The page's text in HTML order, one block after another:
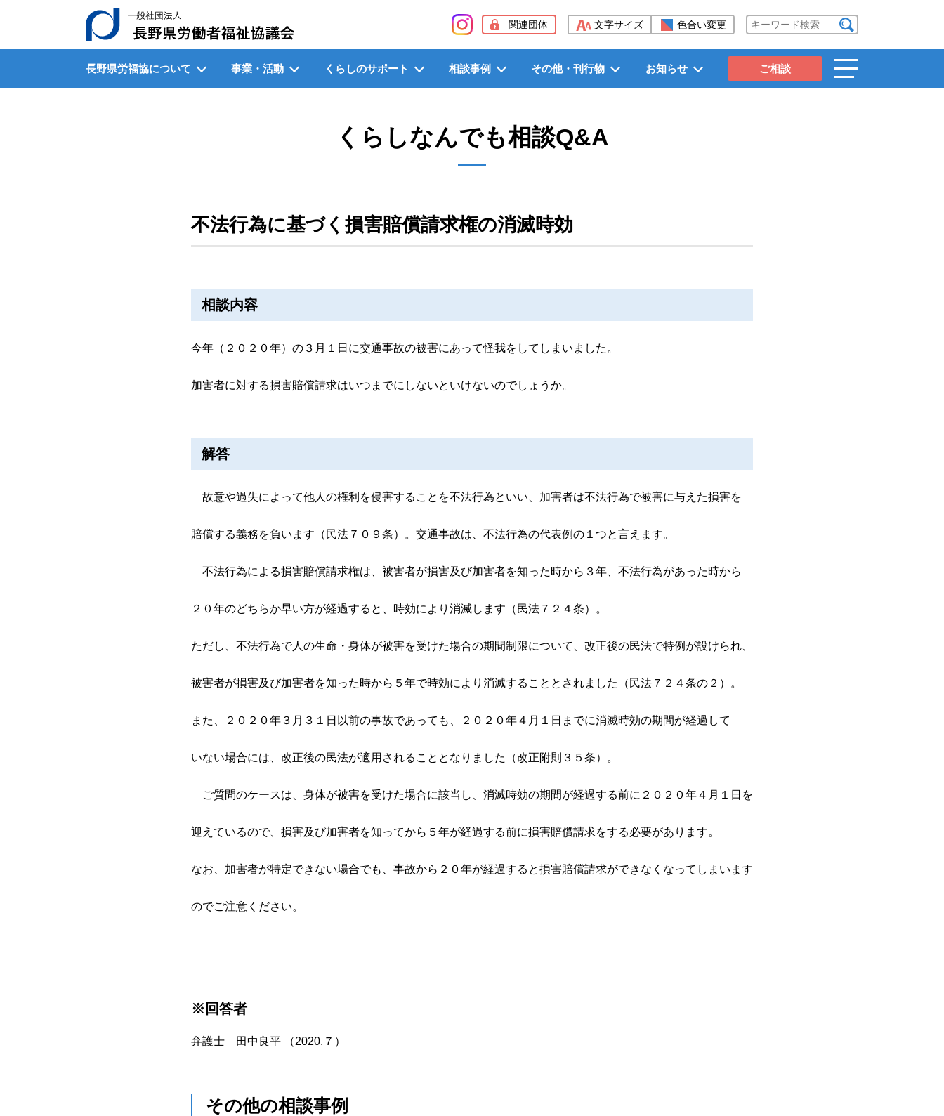
一般社団法人長野県労働者福祉協議会（長野県労福協）
関連団体 文字サイズ 色合い変更
長野県労福協について 事業・活動 くらしのサポート 相談事例 その他・刊行物 お知らせ ご相談
toggle
くらしなんでも相談Q&A
不法行為に基づく損害賠償請求権の消滅時効
相談内容
今年（２０２０年）の３月１日に交通事故の被害にあって怪我をしてしまいました。
加害者に対する損害賠償請求はいつまでにしないといけないのでしょうか。
解答
故意や過失によって他人の権利を侵害することを不法行為といい、加害者は不法行為で被害に与えた損害を
賠償する義務を負います（民法７０９条）。交通事故は、不法行為の代表例の１つと言えます。
不法行為による損害賠償請求権は、被害者が損害及び加害者を知った時から３年、不法行為があった時から
２０年のどちらか早い方が経過すると、時効により消滅します（民法７２４条）。
ただし、不法行為で人の生命・身体が被害を受けた場合の期間制限について、改正後の民法で特例が設けられ、
被害者が損害及び加害者を知った時から５年で時効により消滅することとされました（民法７２４条の２）。
また、２０２０年３月３１日以前の事故であっても、２０２０年４月１日までに消滅時効の期間が経過して
いない場合には、改正後の民法が適用されることとなりました（改正附則３５条）。
ご質問のケースは、身体が被害を受けた場合に該当し、消滅時効の期間が経過する前に２０２０年４月１日を
迎えているので、損害及び加害者を知ってから５年が経過する前に損害賠償請求をする必要があります。
なお、加害者が特定できない場合でも、事故から２０年が経過すると損害賠償請求ができなくなってしまいます
のでご注意ください。
※回答者
弁護士 田中良平 （2020.７）
その他の相談事例